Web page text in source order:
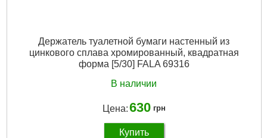
Держатель туалетной бумаги настенный из
цинкового сплава хромированный, квадратная
форма [5/30] FALA 69316
В наличии
Цена:630 грн
Купить